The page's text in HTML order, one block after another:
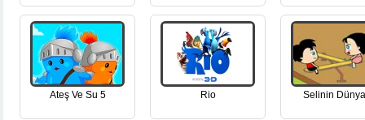
Ateş Ve Su 5 Rio Selinin